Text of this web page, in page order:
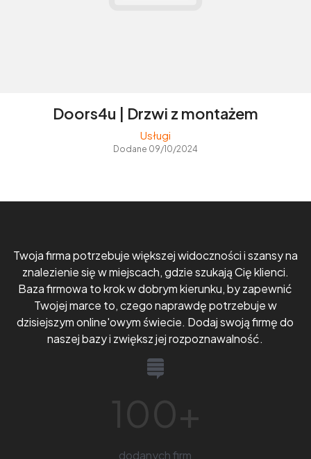
Doors4u | Drzwi z montażem
Usługi
Dodane 09/10/2024
Twoja firma potrzebuje większej widoczności i szansy na
znalezienie się w miejscach, gdzie szukają Cię klienci.
Baza firmowa to krok w dobrym kierunku, by zapewnić
Twojej marce to, czego naprawdę potrzebuje w
dzisiejszym online'owym świecie. Dodaj swoją firmę do
naszej bazy i zwiększ jej rozpoznawalność.
100+
dodanych firm